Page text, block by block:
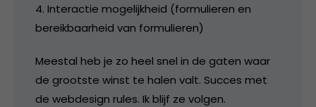
4. Interactie mogelijkheid (formulieren en
bereikbaarheid van formulieren)
Meestal heb je zo heel snel in de gaten waar
de grootste winst te halen valt. Succes met
de webdesign rules. Ik blijf ze volgen.